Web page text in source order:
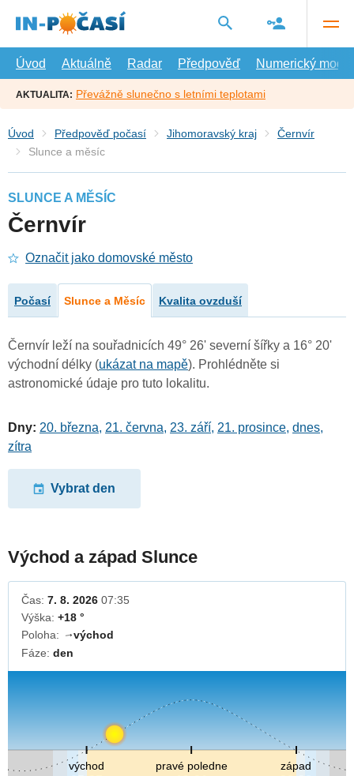
hlavní
Úvod
Aktuálně Radar Předpověď Numerický model
AKTUALITA: Převážně slunečno s letními teplotami
Úvod Předpověď počasí Jihomoravský kraj
Černvír
Slunce a měsíc
SLUNCE A MĚSÍC
Černvír
Označit jako domovské město
Počasí Slunce a Měsíc Kvalita ovzduší
Černvír leží na souřadnicích 49° 26' severní šířky a 16° 20'
východní délky (ukázat na mapě). Prohlédněte si
astronomické údaje pro tuto lokalitu.
Dny: 20. března, 21. června, 23. září, 21. prosince, dnes,
zítra
Vybrat den
Východ a západ Slunce
Čas: 7. 8. 2026 07:35
Výška: +18 °
Poloha:
↓východ
Fáze: den
pravé poledne
východ západ